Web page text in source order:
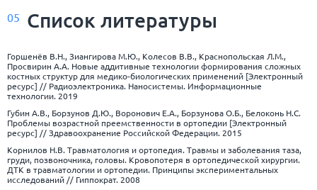
05 Список литературы
Горшенёв В.Н., Зиангирова М.Ю., Колесов В.В., Краснопольская Л.М.,
Просвирин А.А. Новые аддитивные технологии формирования сложных
костных структур для медико-биологических применений [Электронный
ресурс] // Радиоэлектроника. Наносистемы. Информационные
технологии. 2019
Губин А.В., Борзунов Д.Ю., Воронович Е.А., Борзунова О.Б., Белоконь Н.С.
Проблемы возрастной преемственности в ортопедии [Электронный
ресурс] // Здравоохранение Российской Федерации. 2015
Корнилов Н.В. Травматология и ортопедия. Травмы и заболевания таза,
груди, позвоночника, головы. Кровопотеря в ортопедической хирургии.
ДТК в травматологии и ортопедии. Принципы экспериментальных
исследований // Гиппократ. 2008